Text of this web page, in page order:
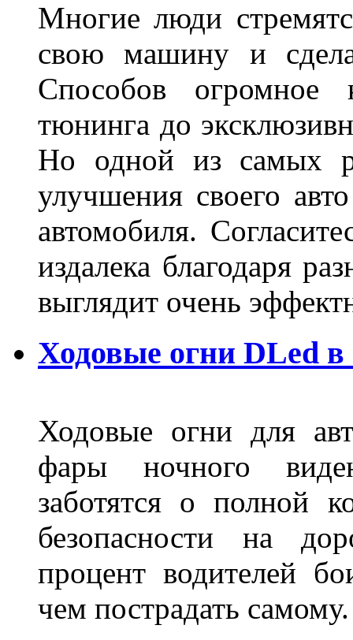
Многие люди
свою машину и
Способов огромное
тюнинга до
Но одной из самых
улучшения своего
автомобиля.
издалека благодаря
выглядит очень
Ходовые огни DLed
Ходовые огни для
фары ночного
заботятся о полной
безопасности на
процент водителей
чем пострадать самому.